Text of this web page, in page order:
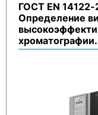
ГОСТ EN
Определение
хроматографии.